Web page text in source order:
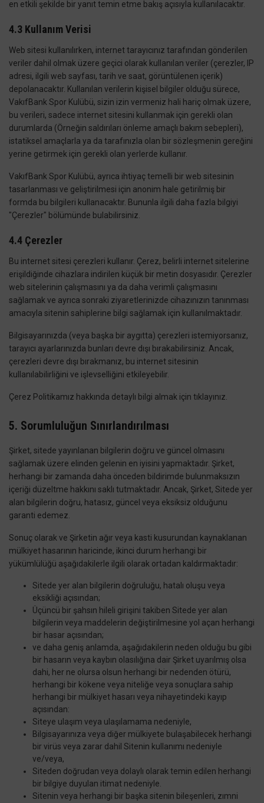
en etkili şekilde bir yanıt temin etme bakış açısıyla kullanılacaktır.
4.3 Kullanım Verisi
Web sitesi kullanılırken, internet tarayıcınız tarafından gönderilen
veriler dahil olmak üzere geçici olarak kullanılan veriler (çerezler, IP
adresi, ilgili web sayfası, tarih ve saat, görüntülenen içerik)
depolanacaktır. Kullanılan verilerin kişisel bilgiler olduğu sürece,
VakıfBank Spor Kulübü, sizin izin vermeniz hali hariç olmak üzere,
bu verileri, sadece internet sitesini kullanmak için gerekli olan
durumlarda (Örneğin saldırıları önleme amaçlı bakım sebepleri),
istatiksel amaçlarla ya da tarafınızla olan bir sözleşmenin gereğini
yerine getirmek için gerekli olan yerlerde kullanır.
VakıfBank Spor Kulübü, ayrıca ihtiyaç temelli bir web sitesinin
tasarlanması ve geliştirilmesi için anonim hale getirilmiş bir
formda bu bilgileri kullanacaktır. Bununla ilgili daha fazla bilgiyi
"Çerezler" bölümünde bulabilirsiniz.
4.4 Çerezler
Bu internet sitesi çerezleri kullanır. Çerez, belirli internet sitelerine
erişildiğinde cihazlara indirilen küçük bir metin dosyasıdır. Çerezler
web sitelerinin çalışmasını ya da daha verimli çalışmasını
sağlamak ve ayrıca sonraki ziyaretlerinizde cihazınızın tanınması
amacıyla sitenin sahiplerine bilgi sağlamak için kullanılmaktadır.
Bilgisayarınızda (veya başka bir aygıtta) çerezleri istemiyorsanız,
tarayıcı ayarlarınızda bunları devre dışı bırakabilirsiniz. Ancak,
çerezleri devre dışı bırakmanız, bu internet sitesinin
kullanılabilirliğini ve işlevselliğini etkileyebilir.
Çerez Politikamız hakkında detaylı bilgi almak için tıklayınız.
5. Sorumluluğun Sınırlandırılması
Şirket, sitede yayınlanan bilgilerin doğru ve güncel olmasını
sağlamak üzere elinden gelenin en iyisini yapmaktadır. Şirket,
herhangi bir zamanda daha önceden bildirimde bulunmaksızın
içeriği düzeltme hakkını saklı tutmaktadır. Ancak, Şirket, Sitede yer
alan bilgilerin doğru, hatasız, güncel veya eksiksiz olduğunu
garanti edemez.
Sonuç olarak ve Şirketin ağır veya kasti kusurundan kaynaklanan
mülkiyet hasarının haricinde, ikinci durum herhangi bir
yükümlülüğü aşağıdakilerle ilgili olarak ortadan kaldırmaktadır:
Sitede yer alan bilgilerin doğruluğu, hatalı oluşu veya
eksikliği açısından;
Üçüncü bir şahsın hileli girişini takiben Sitede yer alan
bilgilerin veya maddelerin değiştirilmesine yol açan herhangi
bir hasar açısından;
ve daha geniş anlamda, aşağıdakilerin neden olduğu bu gibi
bir hasarın veya kaybın olasılığına dair Şirket uyarılmış olsa
dahi, her ne olursa olsun herhangi bir nedenden ötürü,
herhangi bir kökene veya niteliğe veya sonuçlara sahip
herhangi bir mülkiyet hasarı veya nihayetindeki kayıp
açısından:
Siteye ulaşım veya ulaşılamama nedeniyle,
Bilgisayarınıza veya diğer mülkiyete bulaşabilecek herhangi
bir virüs veya zarar dahil Sitenin kullanımı nedeniyle
ve/veya,
Siteden doğrudan veya dolaylı olarak temin edilen herhangi
bir bilgiye duyulan itimat nedeniyle.
Sitenin veya herhangi bir başka sitenin bileşenleri, zımni